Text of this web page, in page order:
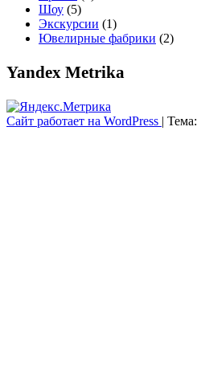
Шоу (5)
Экскурсии (1)
Ювелирные фабрики (2)
Yandex Metrika
Сайт работает на WordPress | Тема: